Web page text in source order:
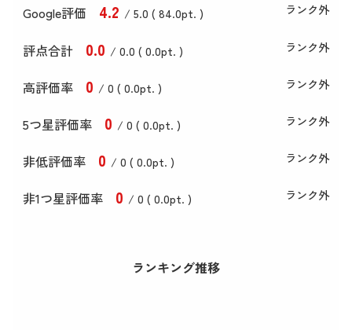
Google評価 4.2 / 5.0 ( 84.0pt. ) ランク外
評点合計 0.0 / 0.0 ( 0.0pt. ) ランク外
高評価率 0 / 0 ( 0.0pt. ) ランク外
5つ星評価率 0 / 0 ( 0.0pt. ) ランク外
非低評価率 0 / 0 ( 0.0pt. ) ランク外
非1つ星評価率 0 / 0 ( 0.0pt. ) ランク外
ランキング推移